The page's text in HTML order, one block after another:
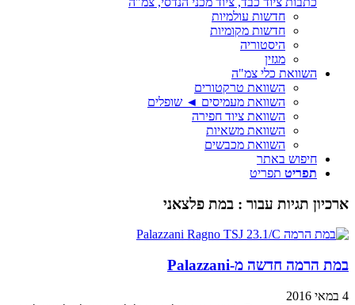
חדשות עולמיות
חדשות מקומיות
היסטוריה
מגזין
השוואת כלי צמ"ה
השוואת טרקטורים
השוואת מעמיסים ◄ שופלים
השוואת ציוד חפירה
השוואת משאיות
השוואת מכבשים
חיפוש באתר
תפריט תפריט
ארכיון תגיות עבור : במת פלצאני
במת הרמה חדשה מ-Palazzani
4 במאי 2016